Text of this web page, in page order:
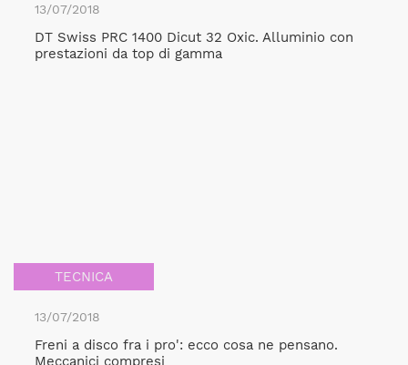
13/07/2018
DT Swiss PRC 1400 Dicut 32 Oxic. Alluminio con
prestazioni da top di gamma
TECNICA
13/07/2018
Freni a disco fra i pro': ecco cosa ne pensano.
Meccanici compresi